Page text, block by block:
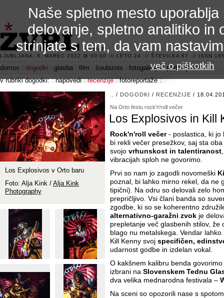
3.2 alfa R
LJUBLJANA, 8. MAREC 2022 @ 00:00 :// LETO 24 :// ŠTEVILKA 67 :// ISSN
domov dogodki glasba film šoubiznis fotogalerije
področje 42
v rubriki dogodki:
napovedi recenzije fotoreportaže
/ DOGODKI / RECENZIJE /
Na Orto festu rock'n'roll večer
Los Explosivos in Kill
Rock'n'roll večer- poslastica, ki jo
bi rekli večer presežkov, saj sta
svojo vrhunskost in talentiranost
vibracijah sploh ne govorimo.
Prvi so nam jo zagodli novomeški
poznal, bi lahko mirno rekel, da ne
tipični). Na odru so delovali zelo
prepričljivo. Vsi člani banda so
zgodbe, ki so se koherentno
alternativno-garažni zvok je
prepletanje več glasbenih stilov,
blago nu metalskega. Vendar
Kill Kenny svoj specifičen,
udarnost godbe in izdelan vokal.
O kakšnem kalibru benda
izbrani na Slovenskem Tednu
dva velika mednarodna festivala –
Na sceni so opozorili nase s
Los Explosivos v Orto baru
Foto: Alja Kink / Alja Kink
Photography
Naše spletno mesto
delovanje, spletno analitiko in
strinjate s tem, da vam
več o piškotkih